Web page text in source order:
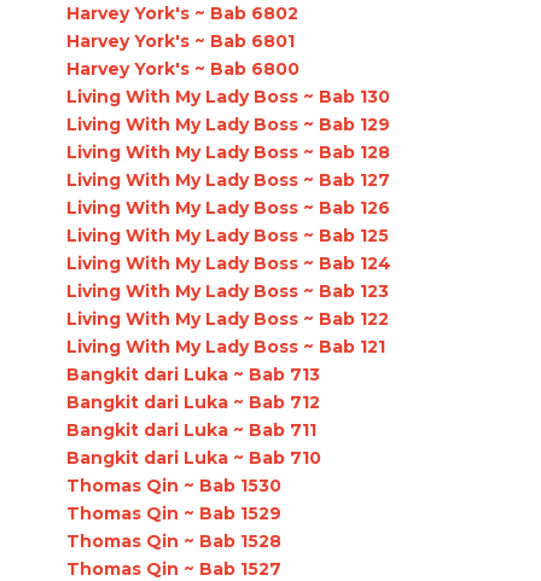
Harvey York's ~ Bab 6802
Harvey York's ~ Bab 6801
Harvey York's ~ Bab 6800
Living With My Lady Boss ~ Bab 130
Living With My Lady Boss ~ Bab 129
Living With My Lady Boss ~ Bab 128
Living With My Lady Boss ~ Bab 127
Living With My Lady Boss ~ Bab 126
Living With My Lady Boss ~ Bab 125
Living With My Lady Boss ~ Bab 124
Living With My Lady Boss ~ Bab 123
Living With My Lady Boss ~ Bab 122
Living With My Lady Boss ~ Bab 121
Bangkit dari Luka ~ Bab 713
Bangkit dari Luka ~ Bab 712
Bangkit dari Luka ~ Bab 711
Bangkit dari Luka ~ Bab 710
Thomas Qin ~ Bab 1530
Thomas Qin ~ Bab 1529
Thomas Qin ~ Bab 1528
Thomas Qin ~ Bab 1527